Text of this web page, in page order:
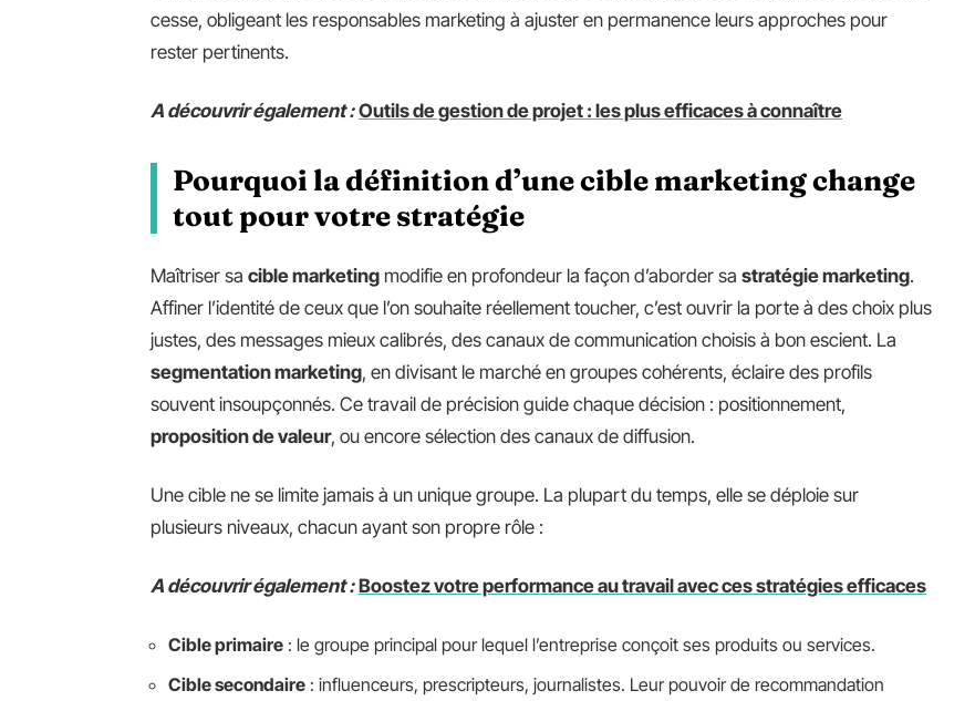
cesse, obligeant les responsables marketing à ajuster en permanence leurs approches pour
rester pertinents.
A découvrir également : Outils de gestion de projet : les plus efficaces à connaître
Pourquoi la définition d’une cible marketing change
tout pour votre stratégie
Maîtriser sa cible marketing modifie en profondeur la façon d’aborder sa stratégie marketing.
Affiner l’identité de ceux que l’on souhaite réellement toucher, c’est ouvrir la porte à des choix plus
justes, des messages mieux calibrés, des canaux de communication choisis à bon escient. La
segmentation marketing, en divisant le marché en groupes cohérents, éclaire des profils
souvent insoupçonnés. Ce travail de précision guide chaque décision : positionnement,
proposition de valeur, ou encore sélection des canaux de diffusion.
Une cible ne se limite jamais à un unique groupe. La plupart du temps, elle se déploie sur
plusieurs niveaux, chacun ayant son propre rôle :
A découvrir également : Boostez votre performance au travail avec ces stratégies efficaces
Cible primaire : le groupe principal pour lequel l’entreprise conçoit ses produits ou services.
Cible secondaire : influenceurs, prescripteurs, journalistes. Leur pouvoir de recommandation